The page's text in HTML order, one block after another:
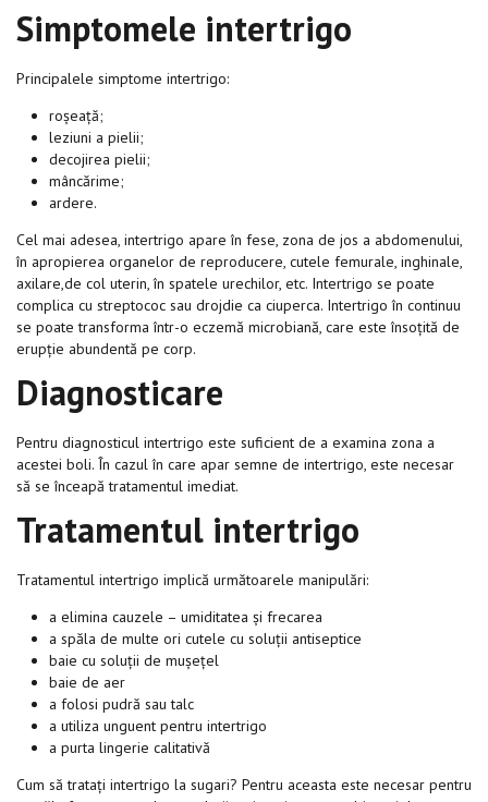
Simptomele intertrigo
Principalele simptome intertrigo:
roșeață;
leziuni a pielii;
decojirea pielii;
mâncărime;
ardere.
Cel mai adesea, intertrigo apare în fese, zona de jos a abdomenului,
în apropierea organelor de reproducere, cutele femurale, inghinale,
axilare,de col uterin, în spatele urechilor, etc. Intertrigo se poate
complica cu streptococ sau drojdie ca ciuperca. Intertrigo în continuu
se poate transforma într-o eczemă microbiană, care este însoțită de
erupție abundentă pe corp.
Diagnosticare
Pentru diagnosticul intertrigo este suficient de a examina zona a
acestei boli. În cazul în care apar semne de intertrigo, este necesar
să se înceapă tratamentul imediat.
Tratamentul intertrigo
Tratamentul intertrigo implică următoarele manipulări:
a elimina cauzele – umiditatea și frecarea
a spăla de multe ori cutele cu soluții antiseptice
baie cu soluții de mușețel
baie de aer
a folosi pudră sau talc
a utiliza unguent pentru intertrigo
a purta lingerie calitativă
Cum să tratați intertrigo la sugari? Pentru aceasta este necesar pentru